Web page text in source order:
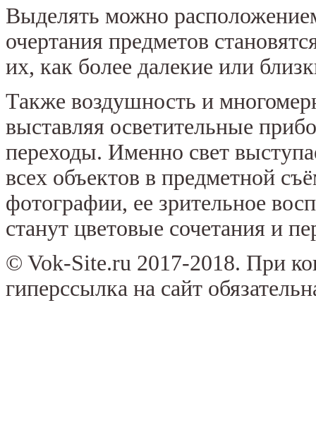
Выделять можно
очертания предметов
их, как более далекие или
Также воздушность и
выставляя осветительные
переходы. Именно свет
всех объектов в предметной
фотографии, ее зрительное
станут цветовые сочетания и
© Vok-Site.ru 2017-2018. При
гиперссылка на сайт